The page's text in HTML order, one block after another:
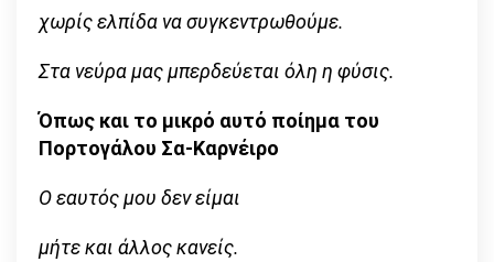
χωρίς ελπίδα να συγκεντρωθούμε.
Στα νεύρα μας μπερδεύεται όλη η φύσις.
Όπως και το μικρό αυτό ποίημα του
Πορτογάλου Σα-Καρνέιρο
Ο εαυτός μου δεν είμαι
μήτε και άλλος κανείς.